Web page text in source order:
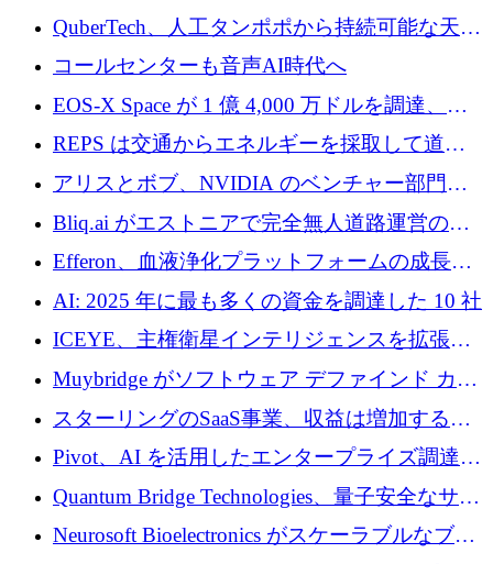
る: イノベーション リーダーが Nexus
Luxembourg 2026 に集まる理由
QuberTech、人工タンポポから持続可能な天然
ゴムを開発するために 340 万ポンドを調達
コールセンターも音声AI時代へ
EOS-X Space が 1 億 4,000 万ドルを調達、
Mistral が Emmi AI を買収、Bliq がエストニア
での完全無人道路運営を承認
REPS は交通からエネルギーを採取して道路
を発電所に変えるために 2,360 万ドルを調達
アリスとボブ、NVIDIA のベンチャー部門か
らの投資でシリーズ B を拡大
Bliq.ai がエストニアで完全無人道路運営の承
認を獲得
Efferon、血液浄化プラットフォームの成長に
250万ユーロを確保
AI: 2025 年に最も多くの資金を調達した 10 社
ICEYE、主権衛星インテリジェンスを拡張す
るために 3 億ユーロの信用枠を確保
Muybridge がソフトウェア デファインド カメ
ラ テクノロジーを拡張するためにシリーズ A
で 1,600 万ドルを調達
スターリングのSaaS事業、収益は増加するも
グループ利益は減少
Pivot、AI を活用したエンタープライズ調達プ
ラットフォームを拡大するために 4,000 万ド
ルを調達
Quantum Bridge Technologies、量子安全なサイ
バーセキュリティ インフラストラクチャの拡
張にシリーズ A で 800 万ドルを投入
Neurosoft Bioelectronics がスケーラブルなブレ